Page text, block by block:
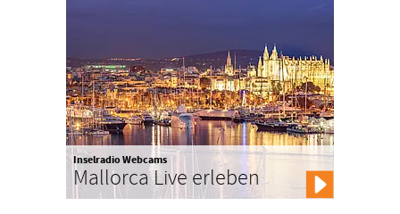
Inselradio Webcams
Mallorca Live erleben